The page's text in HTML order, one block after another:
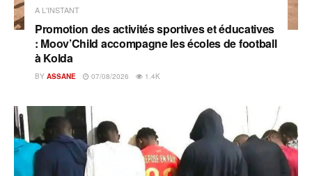
A L'INSTANT
Promotion des activités sportives et éducatives
: Moov’Child accompagne les écoles de football
à Kolda
BY ASSANE 07/08/2026 1.4K